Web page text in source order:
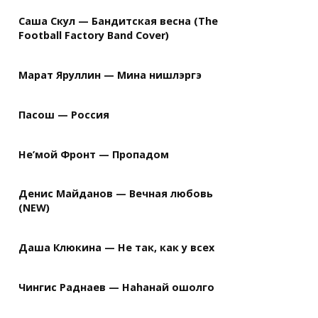
Саша Скул — Бандитская весна (The
Football Factory Band Cover)
Марат Яруллин — Мина нишлэргэ
Пасош — Россия
Не’мой Фронт — Пропадом
Денис Майданов — Вечная любовь
(NEW)
Даша Клюкина — Не так, как у всех
Чингис Раднаев — Наhанай ошолго